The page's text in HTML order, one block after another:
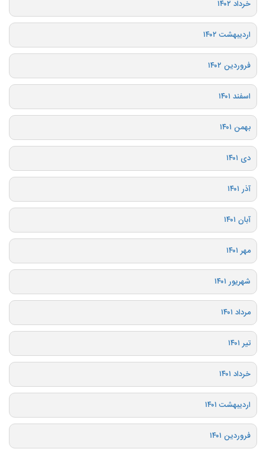
خرداد ۱۴۰۲
اردیبهشت ۱۴۰۲
فروردین ۱۴۰۲
اسفند ۱۴۰۱
بهمن ۱۴۰۱
دی ۱۴۰۱
آذر ۱۴۰۱
آبان ۱۴۰۱
مهر ۱۴۰۱
شهریور ۱۴۰۱
مرداد ۱۴۰۱
تیر ۱۴۰۱
خرداد ۱۴۰۱
اردیبهشت ۱۴۰۱
فروردین ۱۴۰۱